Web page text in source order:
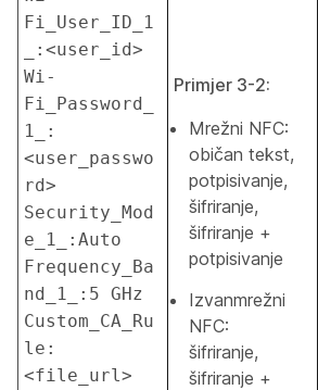
Fi_User_ID_1
_:<user_id>
Wi-
Fi_Password_
1_:
<user_passwo
rd>
Security_Mod
e_1_:Auto
Frequency_Ba
nd_1_:5 GHz
Custom_CA_Ru
le:
<file_url>
Primjer 3-2:
Mrežni NFC:
običan tekst,
potpisivanje,
šifriranje,
šifriranje +
potpisivanje
Izvanmrežni
NFC:
šifriranje,
šifriranje +